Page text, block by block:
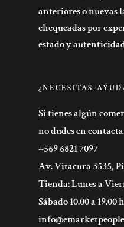
anteriores o nuevas
chequeadas por
estado y
¿NECESITAS
Si tienes algún
no dudes en
+569 6821 7097
Av. Vitacura 3535,
Tienda: Lunes a
Sábado 10.00 a 19.00